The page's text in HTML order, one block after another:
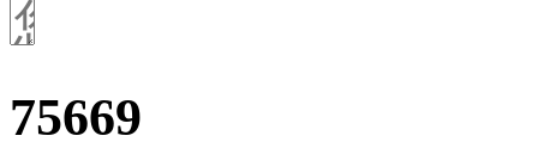
75669